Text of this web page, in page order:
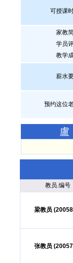
可授课
家教
学员
教学
薪水
预约这位
教员.编号
梁教员
张教员